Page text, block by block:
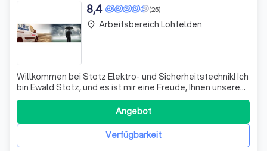
(25)
8,4
Willkommen bei Stotz Elektro- und Sicherheitstechnik! Ich
bin Ewald Stotz, und es ist mir eine Freude, Ihnen unseren
Meisterbetrieb vorzustellen. Seit unserer Gründung im
Jahr 2006 haben wir uns als zuverlässiger Partner für
private, gewerbliche und öffentliche Kunden in der Region
etabliert. Unser
Verfügbarkeit
Angebot
place Arbeitsbereich Lohfelden